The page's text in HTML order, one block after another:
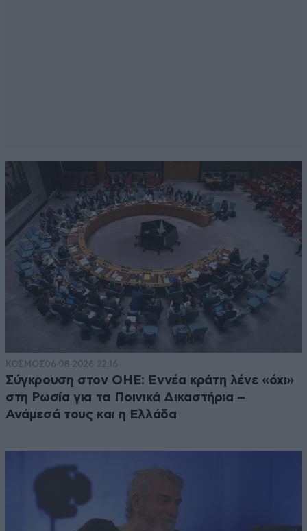
ΚΟΣΜΟΣ06·08·2026 22:16
Σύγκρουση στον ΟΗΕ: Εννέα κράτη λένε «όχι»
στη Ρωσία για τα Ποινικά Δικαστήρια –
Ανάμεσά τους και η Ελλάδα